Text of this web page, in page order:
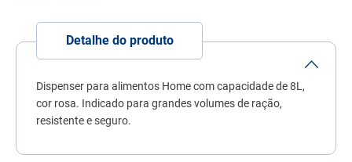
Detalhe do produto
Dispenser para alimentos Home com capacidade de 8L,
cor rosa. Indicado para grandes volumes de ração,
resistente e seguro.
ração
7º
quatree
9º
ração úmida